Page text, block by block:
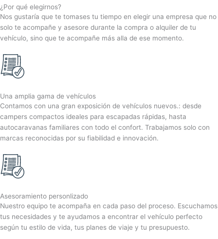
¿Por qué elegirnos?
Nos gustaría que te tomases tu tiempo en elegir una empresa que no
solo te acompañe y asesore durante la compra o alquiler de tu
vehículo, sino que te acompañe más alla de ese momento.
Una amplia gama de vehículos
Contamos con una gran exposición de vehículos nuevos.: desde
campers compactos ideales para escapadas rápidas, hasta
autocaravanas familiares con todo el confort. Trabajamos solo con
marcas reconocidas por su fiabilidad e innovación.
Asesoramiento personlizado
Nuestro equipo te acompaña en cada paso del proceso. Escuchamos
tus necesidades y te ayudamos a encontrar el vehículo perfecto
según tu estilo de vida, tus planes de viaje y tu presupuesto.